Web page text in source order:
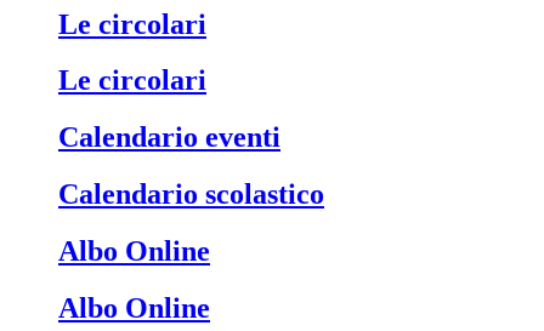
Le circolari
Le circolari
Calendario eventi
Calendario scolastico
Albo Online
Albo Online